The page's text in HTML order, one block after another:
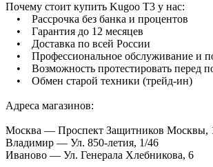
Почему стоит купить Kugoo T3 у нас:
• Рассрочка без банка и процентов
• Гарантия до 12 месяцев
• Доставка по всей России
• Профессиональное обслуживание и
• Возможность протестировать перед
• Обмен старой техники (трейд-ин)
Адреса магазинов:
Москва — Проспект Защитников Москвы,
Владимир — Ул. 850-летия, 1/46
Иваново — Ул. Генерала Хлебникова, 6